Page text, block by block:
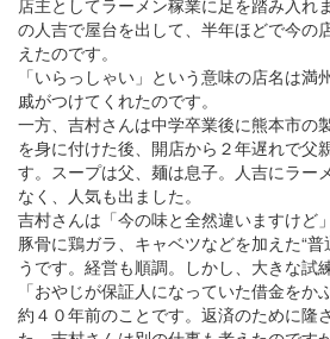
店主としてラーメン稼業に足を踏み入れ
の人吉で屋台を出して、半年ほどで今の
えたのです。
「いらっしゃい」という意味の店名は満
戚がつけてくれたのです。
一方、吉村さんは中学卒業後に熊本市の
を身に付けた後、開店から２年遅れで父
す。スープは父、麺は息子。人吉にラー
なく、人気も出ました。
吉村さんは「今の味と全然違いますけど
豚骨に鶏ガラ、キャベツなどを加えた“
うです。経営も順調。しかし、大きな試
「おやじが保証人になっていた借金をか
約４０年前のことです。返済のために隆